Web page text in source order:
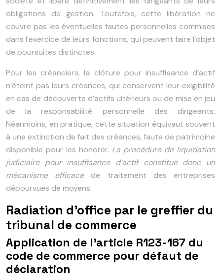
obligations de gestion. Toutefois, cette libération ne
couvre pas les éventuelles fautes personnelles commises
dans l’exercice de leurs fonctions, qui peuvent faire l’objet
de poursuites distinctes.
Pour les créanciers, la clôture pour insuffisance d’actif
n’éteint pas leurs créances, qui conservent leur exigibilité
en cas de découverte d’actifs ultérieurs ou de mise en jeu
de la responsabilité personnelle des dirigeants.
Néanmoins, en pratique, cette situation équivaut souvent
à une extinction de fait des créances, faute de patrimoine
disponible pour les honorer. La procédure de liquidation
judiciaire pour insuffisance d’actif constitue donc un
mécanisme efficace de traitement des entreprises
dépourvues de moyens.
Radiation d’office par le greffier du
tribunal de commerce
Application de l’article R123-167 du
code de commerce pour défaut de
déclaration